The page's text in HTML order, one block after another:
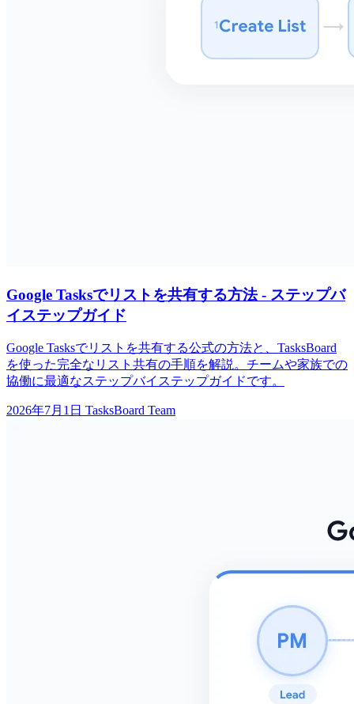
Google Tasksでリストを共有する方法 - ステップバ
イステップガイド
Google Tasksでリストを共有する公式の方法と、TasksBoard
を使った完全なリスト共有の手順を解説。チームや家族での
協働に最適なステップバイステップガイドです。
2026年7月1日 TasksBoard Team